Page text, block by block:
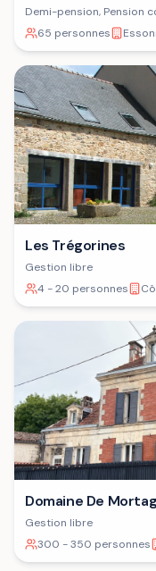
Demi-pension, Pension
65 personnes
Les Trégorines
Gestion libre
4 - 20 personnes
Domaine De
Gestion libre
300 - 350 personnes